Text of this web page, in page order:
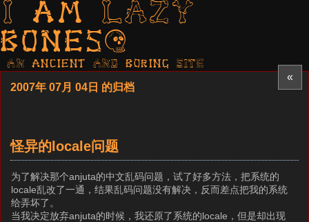
I am LAZY
bones?
AN ancient AND boring SITE
«
2007年 07月 04日 的归档
怪异的locale问题
为了解决那个anjuta的中文乱码问题，试了好多方法，把系统的
locale乱改了一通，结果乱码问题没有解决，反而差点把我的系统
给弄坏了。
当我决定放弃anjuta的时候，我还原了系统的locale，但是却出现